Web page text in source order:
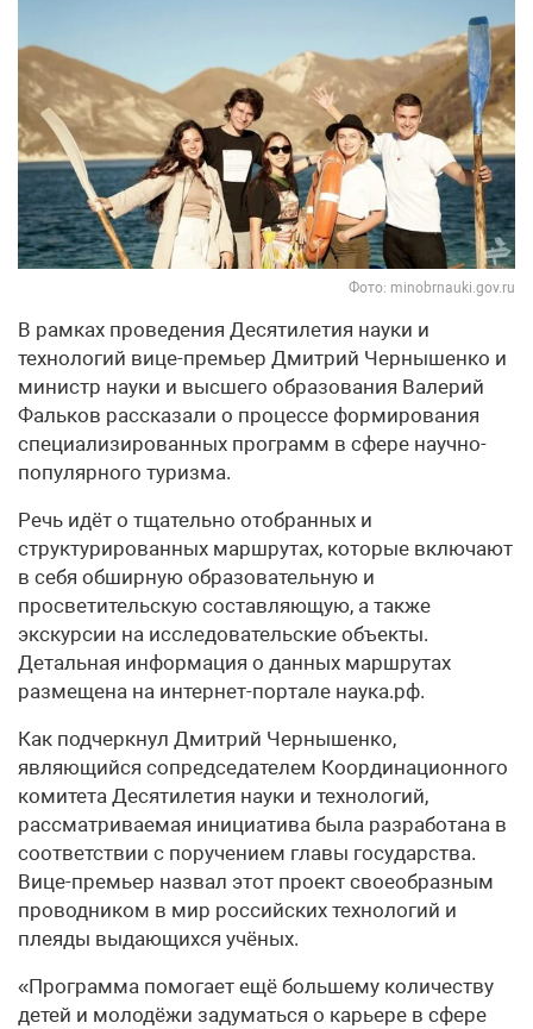
Фото: minobrnauki.gov.ru
В рамках проведения Десятилетия науки и
технологий вице-премьер Дмитрий Чернышенко и
министр науки и высшего образования Валерий
Фальков рассказали о процессе формирования
специализированных программ в сфере научно-
популярного туризма.
Речь идёт о тщательно отобранных и
структурированных маршрутах, которые включают
в себя обширную образовательную и
просветительскую составляющую, а также
экскурсии на исследовательские объекты.
Детальная информация о данных маршрутах
размещена на интернет-портале наука.рф.
Как подчеркнул Дмитрий Чернышенко,
являющийся сопредседателем Координационного
комитета Десятилетия науки и технологий,
рассматриваемая инициатива была разработана в
соответствии с поручением главы государства.
Вице-премьер назвал этот проект своеобразным
проводником в мир российских технологий и
плеяды выдающихся учёных.
«Программа помогает ещё большему количеству
детей и молодёжи задуматься о карьере в сфере